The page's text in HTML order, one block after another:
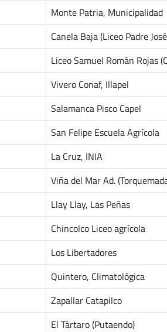
Monte Patria, Municipalidad
Canela Baja (Liceo Padre
Liceo Samuel Román Rojas
Vivero Conaf, Illapel
Salamanca Pisco Capel
San Felipe Escuela Agrícola
La Cruz, INIA
Viña del Mar Ad.
Llay Llay, Las Peñas
Chincolco Liceo agrícola
Los Libertadores
Quintero, Climatológica
Zapallar Catapilco
El Tártaro (Putaendo)